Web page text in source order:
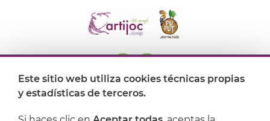
Dónde encontrarnos
Este sitio web utiliza cookies técnicas propias
y estadísticas de terceros.